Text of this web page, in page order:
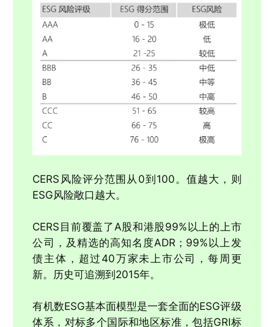
CERS风险评分范围从0到100。值越大，则
ESG风险敞口越大。
CERS目前覆盖了A股和港股99%以上的上市
公司，及精选的高知名度ADR；99%以上发
债主体，超过40万家未上市公司，每周更
新。历史可追溯到2015年。
有机数ESG基本面模型是一套全面的ESG评级
体系，对标多个国际和地区标准，包括GRI标